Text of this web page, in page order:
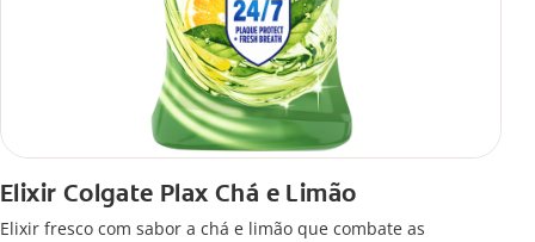
Elixir Colgate Plax Chá e Limão
Elixir fresco com sabor a chá e limão que combate as